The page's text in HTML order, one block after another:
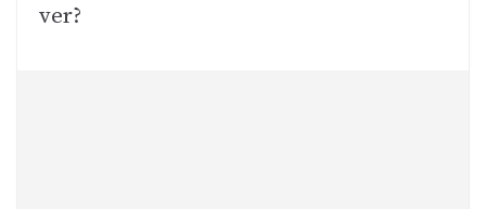
ver?